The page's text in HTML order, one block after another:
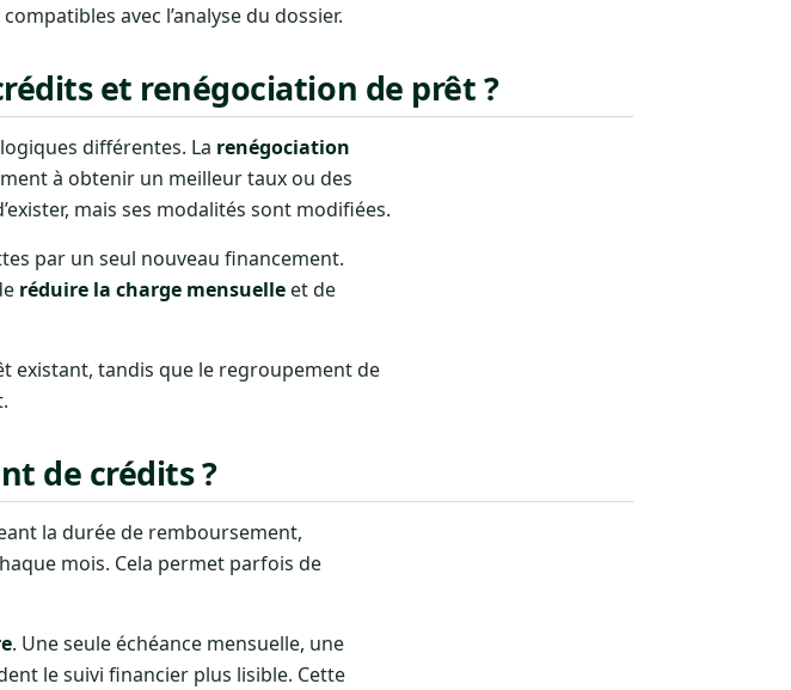
avec l’analyse du dossier.
et renégociation de prêt ?
différentes. La renégociation
à obtenir un meilleur taux ou des
mais ses modalités sont modifiées.
par un seul nouveau financement.
réduire la charge mensuelle et de
existant, tandis que le regroupement de
de crédits ?
la durée de remboursement,
mois. Cela permet parfois de
. Une seule échéance mensuelle, une
le suivi financier plus lisible. Cette